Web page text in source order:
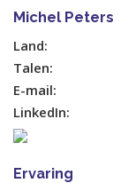
Michel Peters
Land:
Talen:
E-mail:
LinkedIn:
Ervaring